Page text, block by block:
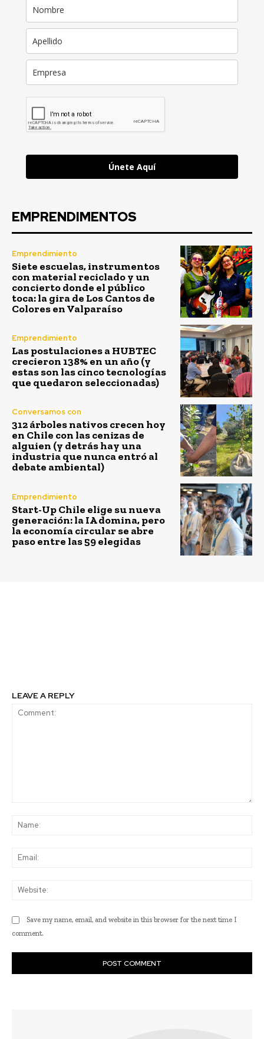
Únete Aquí
EMPRENDIMENTOS
Emprendimiento
Siete escuelas, instrumentos
con material reciclado y un
concierto donde el público
toca: la gira de Los Cantos de
Colores en Valparaíso
Emprendimiento
Las postulaciones a HUBTEC
crecieron 138% en un año (y
estas son las cinco tecnologías
que quedaron seleccionadas)
Conversamos con
312 árboles nativos crecen hoy
en Chile con las cenizas de
alguien (y detrás hay una
industria que nunca entró al
debate ambiental)
Emprendimiento
Start-Up Chile elige su nueva
generación: la IA domina, pero
la economía circular se abre
paso entre las 59 elegidas
LEAVE A REPLY
Save my name, email, and website in this browser for the next time I
comment.